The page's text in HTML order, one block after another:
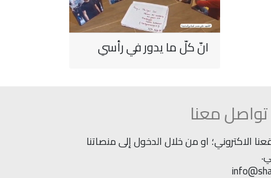
انّ كلّ ما يدور في رأسي
تواصل معنا
الاكتروني؛ او من خلال الدخول إلى منصاتنا